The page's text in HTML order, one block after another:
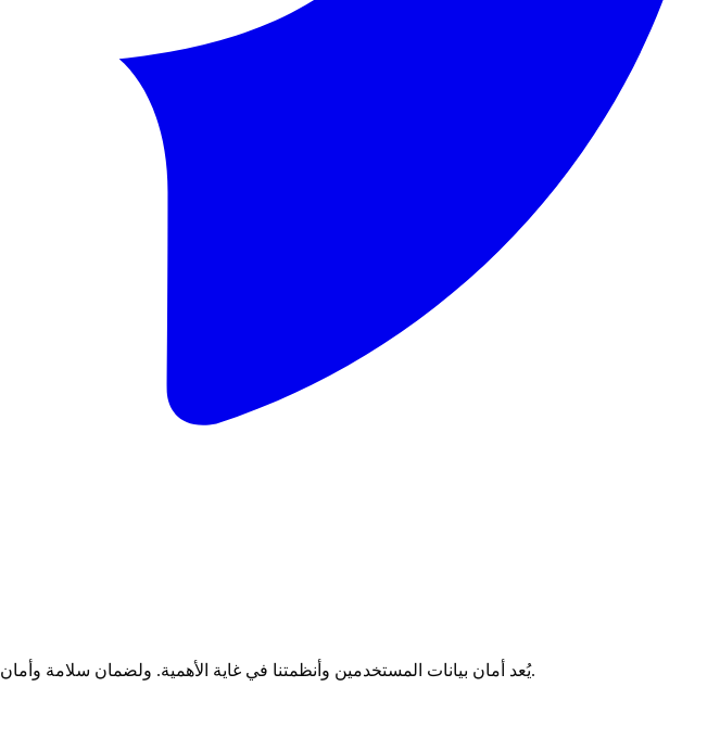
، يُعد أمان بيانات المستخدمين وأنظمتنا في غاية الأهمية. ولضمان سلامة وأمان، قمنا بتنفيذ العديد من التدابير لاكتشاف الثغرات الأمنية ومنعها.